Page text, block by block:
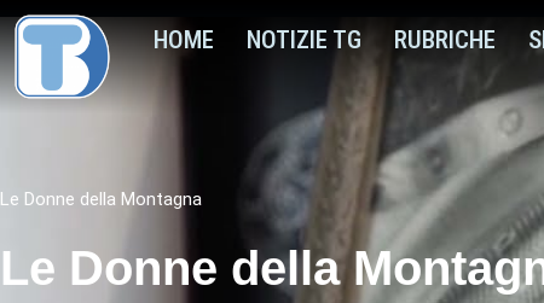
HOME NOTIZIE TG RUBRICHE
Le Donne della Montagna
Le Donne della